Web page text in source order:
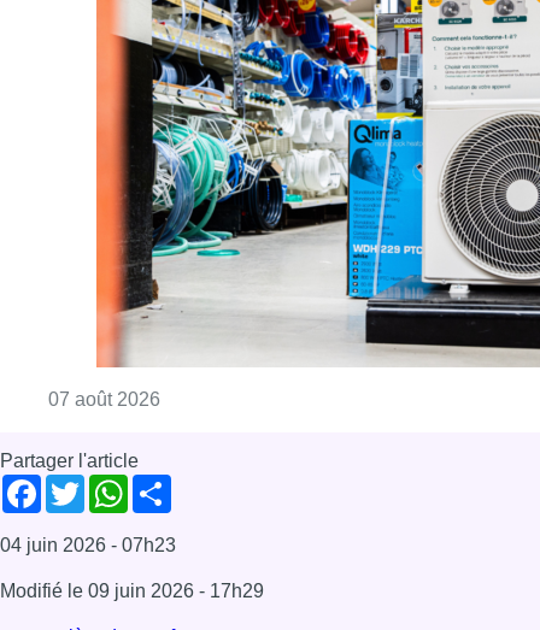
07 août 2026
Partager l'article
Facebook
TwitterWhatsApp
04 juin 2026 - 07h23
Modifié le 09 juin 2026 - 17h29